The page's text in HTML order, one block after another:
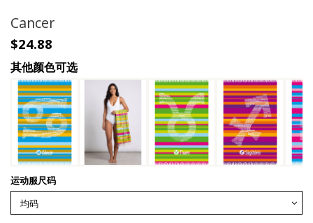
Cancer
$24.88
其他颜色可选
运动服尺码